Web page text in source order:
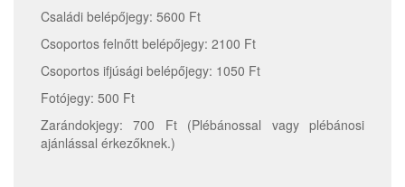
Családi belépőjegy: 5600 Ft
Csoportos felnőtt belépőjegy: 2100 Ft
Csoportos ifjúsági belépőjegy: 1050 Ft
Fotójegy: 500 Ft
Zarándokjegy: 700 Ft (Plébánossal vagy plébánosi
ajánlással érkezőknek.)